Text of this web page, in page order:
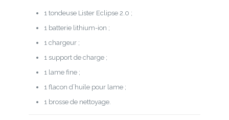
1 tondeuse Lister Eclipse 2.0 ;
1 batterie lithium-ion ;
1 chargeur ;
1 support de charge ;
1 lame fine ;
1 flacon d’huile pour lame ;
1 brosse de nettoyage.